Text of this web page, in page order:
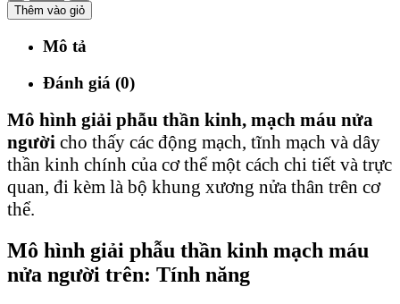
Thêm vào giỏ
Mô tả
Đánh giá (0)
Mô hình giải phẫu thần kinh, mạch máu nửa
người cho thấy các động mạch, tĩnh mạch và dây
thần kinh chính của cơ thể một cách chi tiết và trực
quan, đi kèm là bộ khung xương nửa thân trên cơ
thể.
Mô hình giải phẫu thần kinh mạch máu
nửa người trên: Tính năng